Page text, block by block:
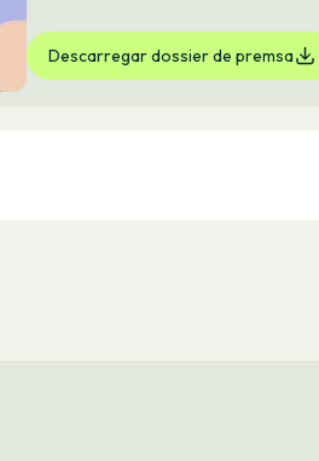
Descarregar dossier de premsa